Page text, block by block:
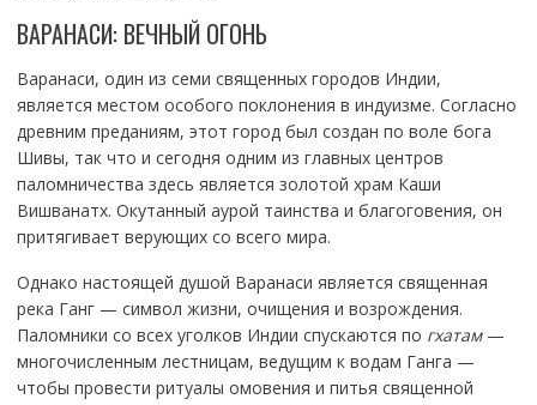
ВАРАНАСИ: ВЕЧНЫЙ ОГОНЬ
Варанаси, один из семи священных городов Индии,
является местом особого поклонения в индуизме. Согласно
древним преданиям, этот город был создан по воле бога
Шивы, так что и сегодня одним из главных центров
паломничества здесь является золотой храм Каши
Вишванатх. Окутанный аурой таинства и благоговения, он
притягивает верующих со всего мира.
Однако настоящей душой Варанаси является священная
река Ганг — символ жизни, очищения и возрождения.
Паломники со всех уголков Индии спускаются по гхатам—
многочисленным лестницам, ведущим к водам Ганга —
чтобы провести ритуалы омовения и питья священной